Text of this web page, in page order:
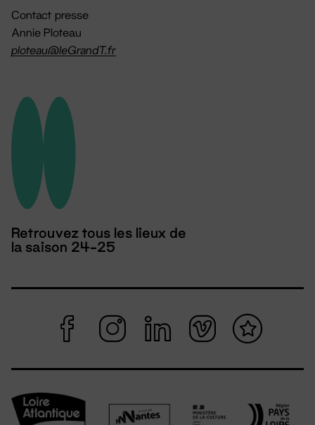
Contact presse
Annie Ploteau
ploteau@leGrandT.fr
Retrouvez tous les lieux de
la saison 24-25